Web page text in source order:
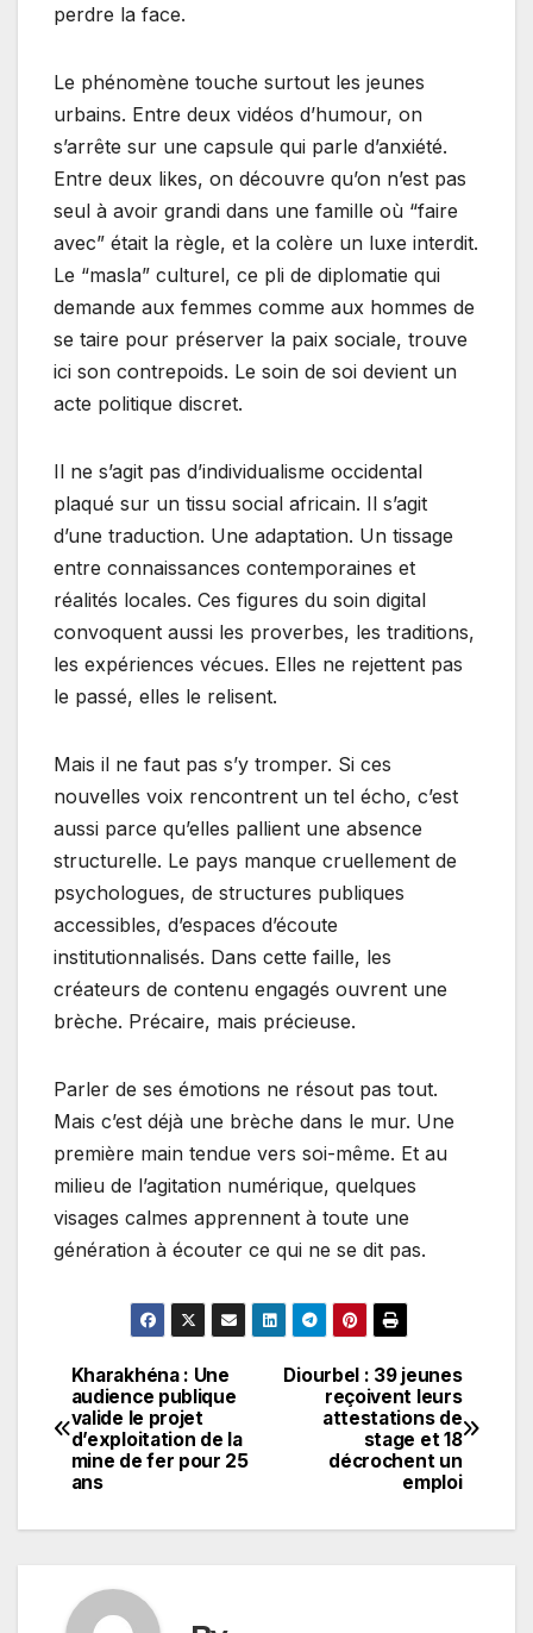
perdre la face.
Le phénomène touche surtout les jeunes
urbains. Entre deux vidéos d’humour, on
s’arrête sur une capsule qui parle d’anxiété.
Entre deux likes, on découvre qu’on n’est pas
seul à avoir grandi dans une famille où “faire
avec” était la règle, et la colère un luxe interdit.
Le “masla” culturel, ce pli de diplomatie qui
demande aux femmes comme aux hommes de
se taire pour préserver la paix sociale, trouve
ici son contrepoids. Le soin de soi devient un
acte politique discret.
Il ne s’agit pas d’individualisme occidental
plaqué sur un tissu social africain. Il s’agit
d’une traduction. Une adaptation. Un tissage
entre connaissances contemporaines et
réalités locales. Ces figures du soin digital
convoquent aussi les proverbes, les traditions,
les expériences vécues. Elles ne rejettent pas
le passé, elles le relisent.
Mais il ne faut pas s’y tromper. Si ces
nouvelles voix rencontrent un tel écho, c’est
aussi parce qu’elles pallient une absence
structurelle. Le pays manque cruellement de
psychologues, de structures publiques
accessibles, d’espaces d’écoute
institutionnalisés. Dans cette faille, les
créateurs de contenu engagés ouvrent une
brèche. Précaire, mais précieuse.
Parler de ses émotions ne résout pas tout.
Mais c’est déjà une brèche dans le mur. Une
première main tendue vers soi-même. Et au
milieu de l’agitation numérique, quelques
visages calmes apprennent à toute une
génération à écouter ce qui ne se dit pas.
Navigation
de
l’article
Diourbel : 39 jeunes
reçoivent leurs
attestations de
stage et 18
décrochent un
emploi
Kharakhéna : Une
audience publique
valide le projet
d’exploitation de la
mine de fer pour 25
ans